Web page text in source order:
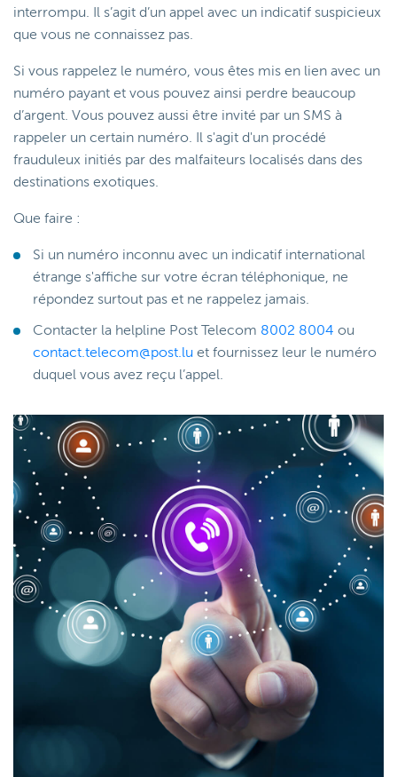
interrompu. Il s’agit d’un appel avec un indicatif suspicieux
que vous ne connaissez pas.
Si vous rappelez le numéro, vous êtes mis en lien avec un
numéro payant et vous pouvez ainsi perdre beaucoup
d’argent. Vous pouvez aussi être invité par un SMS à
rappeler un certain numéro. Il s'agit d'un procédé
frauduleux initiés par des malfaiteurs localisés dans des
destinations exotiques.
Que faire :
Si un numéro inconnu avec un indicatif international
étrange s'affiche sur votre écran téléphonique, ne
répondez surtout pas et ne rappelez jamais.
Contacter la helpline Post Telecom 8002 8004 ou
contact.telecom@post.lu et fournissez leur le numéro
duquel vous avez reçu l’appel.